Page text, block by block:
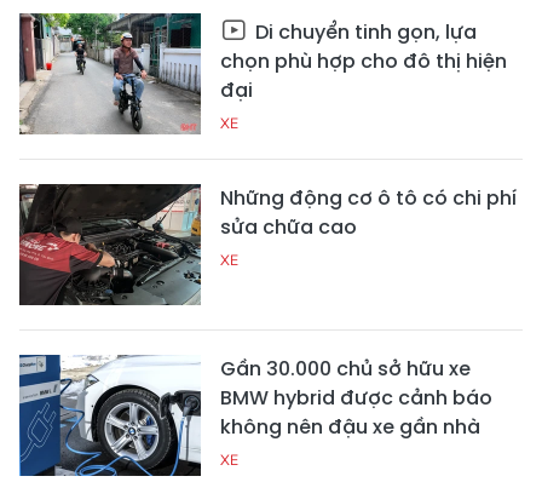
Di chuyển tinh gọn, lựa
chọn phù hợp cho đô thị hiện
đại
XE
Những động cơ ô tô có chi phí
sửa chữa cao
XE
Gần 30.000 chủ sở hữu xe
BMW hybrid được cảnh báo
không nên đậu xe gần nhà
XE